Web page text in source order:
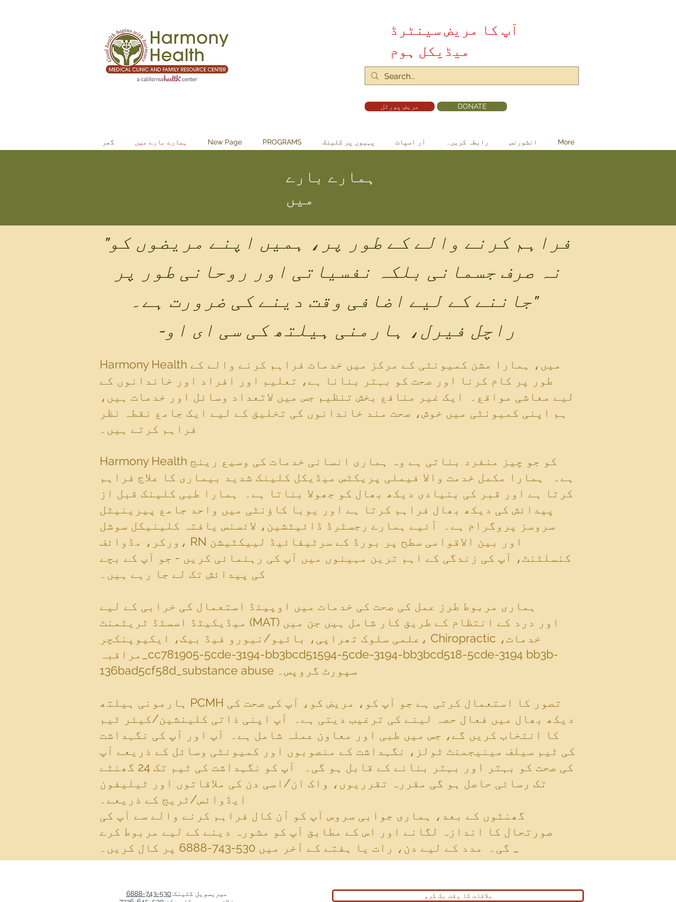
آپ کا مریض سینٹرڈ
میڈیکل ہوم
مریض پورٹل DONATE
گھر ہمارے بارے میں New Page PROGRAMS پہیوں پر کلینک آر اسپاٹ رابطہ کریں۔ انشورنس More
ہمارے بارے
میں
"فراہم کرنے والے کے طور پر، ہمیں اپنے مریضوں کو
نہ صرف جسمانی بلکہ نفسیاتی اور روحانی طور پر
جاننے کے لیے اضافی وقت دینے کی ضرورت ہے۔"
-راچل فیرل، ہارمنی ہیلتھ کی سی ای او
Harmony Health میں، ہمارا مشن کمیونٹی کے مرکز میں خدمات فراہم کرنے والے کے
طور پر کام کرنا اور صحت کو بہتر بنانا ہے، تعلیم اور افراد اور خاندانوں کے
لیے معاشی مواقع۔ ایک غیر منافع بخش تنظیم جس میں لاتعداد وسائل اور خدمات ہیں،
ہم اپنی کمیونٹی میں خوش، صحت مند خاندانوں کی تخلیق کے لیے ایک جامع نقطہ نظر
فراہم کرتے ہیں۔
Harmony Health کو جو چیز منفرد بناتی ہے وہ ہماری انسانی خدمات کی وسیع رینج
ہے۔ ہمارا مکمل خدمت والا فیملی پریکٹس میڈیکل کلینک شدید بیماری کا علاج فراہم
کرتا ہے اور قبر کی بنیادی دیکھ بھال کو جھولا بناتا ہے۔ ہمارا طبی کلینک قبل از
پیدائش کی دیکھ بھال فراہم کرتا ہے اور یوبا کاؤنٹی میں واحد جامع پیرینیٹل
سروسز پروگرام ہے۔ آئیے ہمارے رجسٹرڈ ڈائیٹشین، لائسنس یافتہ کلینیکل سوشل
ورکر، مڈوائف، RN اور بین الاقوامی سطح پر بورڈ کے سرٹیفائیڈ لییکٹیشن
کنسلٹنٹ، آپ کی زندگی کے اہم ترین مہینوں میں آپ کی رہنمائی کریں - جو آپ کے بچے
کی پیدائش تک لے جا رہے ہیں۔
ہماری مربوط طرز عمل کی صحت کی خدمات میں اوپیئڈ استعمال کی خرابی کے لیے
میڈیکیٹڈ اسسٹڈ ٹریٹمنٹ (MAT) اور درد کے انتظام کے طریق کار شامل ہیں جن میں
علمی سلوک تھراپی، بائیو/نیورو فیڈ بیک، ایکیوپنکچر، Chiropractic خدمات،
مراقبہ_cc781905-5cde-3194-bb3bcd51594-5cde-3194-bb3bcd518-5cde-3194 bb3b-
136bad5cf58d_substance abuse سپورٹ گروپس۔
ہارمونی ہیلتھ PCMH تصور کا استعمال کرتی ہے جو آپ کو، مریض کو، آپ کی صحت کی
دیکھ بھال میں فعال حصہ لینے کی ترغیب دیتی ہے۔ آپ اپنی ذاتی کلینشین/کیئر ٹیم
کا انتخاب کریں گے، جس میں طبی اور معاون عملہ شامل ہے۔ آپ اور آپ کی نگہداشت
کی ٹیم سیلف مینیجمنٹ ٹولز، نگہداشت کے منصوبوں اور کمیونٹی وسائل کے ذریعے آپ
کی صحت کو بہتر اور بہتر بنانے کے قابل ہو گی۔ آپ کو نگہداشت کی ٹیم تک 24 گھنٹے
تک رسائی حاصل ہو گی مقررہ تقرریوں، واک ان/اسی دن کی ملاقاتوں اور ٹیلیفون
ایڈوائس/ٹریج کے ذریعے۔
گھنٹوں کے بعد، ہماری جوابی سروس آپ کو آن کال فراہم کرنے والے سے آپ کی
صورتحال کا اندازہ لگانے اور اس کے مطابق آپ کو مشورہ دینے کے لیے مربوط کرے
میریسویل کلینک:530-743-6888
ملاقات کا وقت بک کرو